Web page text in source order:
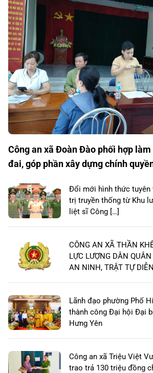
Công an xã Đoàn Đào phối hợp
đai, góp phần xây dựng chính
Đổi mới hình thức tuyên
trị truyền thống từ Khu
liệt sĩ Công […]
CÔNG AN XÃ THẦN
LỰC LƯỢNG DÂN
AN NINH, TRẬT TỰ
Lãnh đạo phường Phố
thành công Đại hội Đại
Hưng Yên
Công an xã Triệu Việt
trao trả 130 triệu đồng